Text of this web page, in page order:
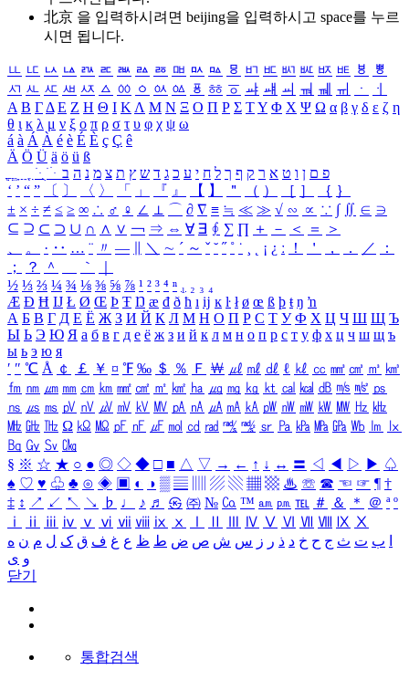
北京 을 입력하시려면 beijing을 입력하시고 space를 누르
시면 됩니다.
ㅥ ㅦ ㅧ ㅨ ㅩ ㅪ ㅫ ㅬ ㅭ ㅮ ㅯ ㅰ ㅱ ㅲ ㅳ ㅴ ㅵ ㅶ ㅷ ㅸ
ㅹ
ㅺ ㅻ ㅼ ㅽ ㅾ ㅿ ㆀ ㆁ ㆂ ㆃ ㆄ ㆅ ㆆ ㆇ ㆈ ㆉ ㆊ ㆋ ㆌ ㆍ
ㆎ
Α Β ΓΔ Ε Ζ Η Θ Ι ΚΛ Μ Ν Ξ Ο Π Ρ Σ ΤΥ Φ Χ Ψ Ω α β γ δ ε ζ η
θ ι κ λ μ ν ξ ο π ρ σ τ υ φ χ ψ ω
á à Á À é è É È ç Ç ê
Ä Ö Ü ä ö ü ß
ִֶֹ ֻּ ׁׂ פ ם ן ו ט א ר ק ף ך ל ח י ע כ ג ד ש ץ ת צ מ נ ה ב
‘ ’ “ ” 〔 〕 〈 〉 「 」 『 』 【 】 ＂ （ ） ［ ］ ｛ ｝
± × ÷ ≠ ≤ ≥ ∞ ∴ ♂ ♀ ∠ ⊥ ⌒ ∂ ∇ ≡ ≒ ≪ ≫ √ ∽ ∝ ∵ ∫ ∬ ∈ ∋
⊆ ⊇ ⊂ ⊃ ∪ ∩ ∧ ∨ ￢ ⇒ ⇔ ∀ ∃ ∮ ∑ ∏ ＋ － ＜ ＝
＞
、
。 · ‥ … ¨ 〃 ― ＼ ∼ ´ ～ ˇ ˘ ˝ ˚ ˙ ¸ ¡ ¿ ː ！ ＇ ， ． ／
：
；
？ ＾ ｀
½ ⅓ ⅔ ¼ ¾ ⅛ ⅜ ⅝ ⅞ ¹ ² ³ ⁴ ⁿ ₁ ₂ ₃ ₄
Æ Ð Ħ Ĳ Ł Ø Œ Þ Ŧ Ŋ æ đ ð ħ ı ĳ ĸ ŀ ł ø œ ß þ ŧ ŋ ŉ
А Б В Г Д Е Ё Ж З И Й К Л М Н О П Р С Т У Ф Х Ц Ч Ш Щ Ъ
Ы Ь Э Ю Я а б в г д е ё ж з и й к л м н о п р с т у ф х ц ч ш щ ъ
ы ь э ю я
′ ″ ℃ Å ￠ ￡ ￥ ¤ ℉ ‰ ＄ ％ Ｆ ￦ ㎕ ㎖ ㎗ ℓ ㎘ ㏄ ㎣ ㎤ ㎥ ㎦
㎙ ㎚ ㎛ ㎜ ㎝ ㎞ ㎟ ㎠ ㎡ ㎢ ㏊ ㎍ ㎎ ㎏ ㏏ ㎈ ㎉ ㏈ ㎧ ㎨ ㎰
㎱ ㎲ ㎳ ㎴ ㎵ ㎶ ㎷ ㎸ ㎹ ㎀ ㎁ ㎂ ㎃ ㎄ ㎺ ㎻ ㎽ ㎾ ㎿ ㎐ ㎑
㎒ ㎓ ㎔ Ω ㏀ ㏁ ㎊ ㎋ ㎌ ㏖ ㏅ ㎭ ㎮ ㎯ ㏛ ㎩ ㎪ ㎫ ㎬ ㏝ ㏐
㏓
㏃ ㏉ ㏜ ㏆
§ ※ ☆ ★ ○ ● ◎ ◇ ◆ □ ■ △ ▽ → ← ↑ ↓ ↔ 〓 ◁ ◀ ▷ ▶ ♤
♠ ♡ ♥ ♧ ♣ ⊙ ◈ ▣ ◐ ◑ ▒ ▤ ▨ ▧ ▦ ▩ ♨ ☏ ☎ ☜ ☞ ¶ †
‡ ↕ ↗ ↙ ↖ ↘ ♭ ♩ ♪ ♬ ㉿ ㈜ № ㏇ ™ ㏂ ㏘ ℡ ＃ ＆ ＊ ＠ ª º
ⅰ
ⅱ ⅲ ⅳ ⅴ ⅵ ⅶ ⅷ ⅸ ⅹ Ⅳ Ⅴ Ⅵ Ⅶ Ⅷ Ⅸ Ⅹ
ب ت ث ج ح خ د ذ ر ز س ش ص ض ط ظ ع غ ف ق ک ل م ن ه
و ی
닫기
통합검색